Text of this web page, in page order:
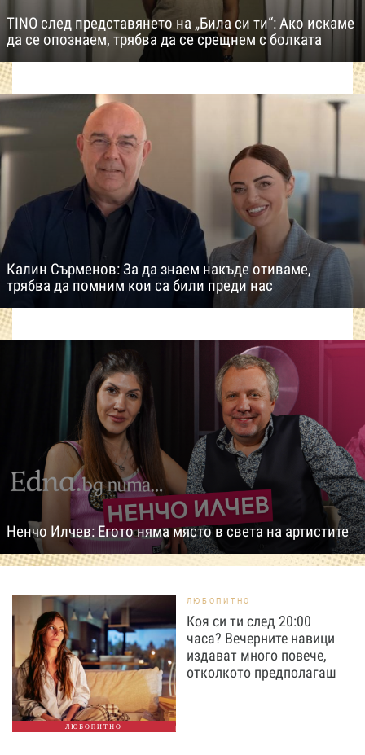
TINO след представянето на „Била си ти“: Ако искаме
да се опознаем, трябва да се срещнем с болката
Калин Сърменов: За да знаем накъде отиваме,
трябва да помним кои са били преди нас
Ненчо Илчев: Егото няма място в света на артистите
ЛЮБОПИТНО
ЛЮБОПИТНО
Коя си ти след 20:00
часа? Вечерните навици
издават много повече,
отколкото предполагаш